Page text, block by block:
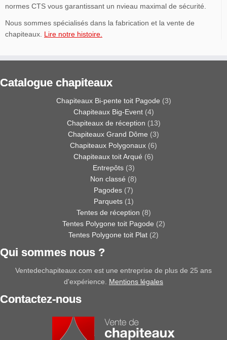
normes CTS vous garantissant un nvieau maximal de sécurité.
Nous sommes spécialisés dans la fabrication et la vente de
chapiteaux. Lire notre histoire.
Catalogue chapiteaux
Chapiteaux Bi-pente toit Pagode (3)
Chapiteaux Big-Event (4)
Chapiteaux de réception (13)
Chapiteaux Grand Dôme (3)
Chapiteaux Polygonaux (6)
Chapiteaux toit Arqué (6)
Entrepôts (3)
Non classé (8)
Pagodes (7)
Parquets (1)
Tentes de réception (8)
Tentes Polygone toit Pagode (2)
Tentes Polygone toit Plat (2)
Qui sommes nous ?
Ventedechapiteaux.com est une entreprise de plus de 25 ans
d'expérience. Mentions légales
Contactez-nous